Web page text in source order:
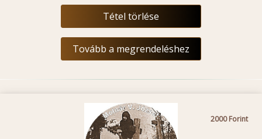
Tétel törlése
Tovább a megrendeléshez
2000